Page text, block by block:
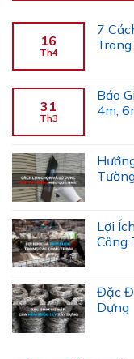
16
Th4
7
31
Th3
Báo
4m,
Lợi
Công
Đặc
Dựng